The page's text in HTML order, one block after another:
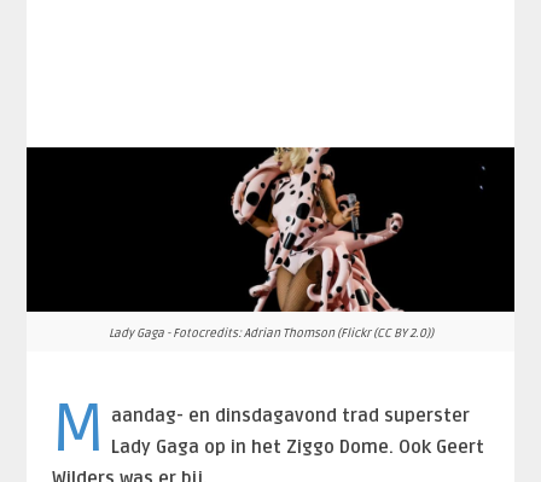
Lady Gaga - Fotocredits: Adrian Thomson (Flickr (CC BY 2.0))
M
aandag- en dinsdagavond trad superster
Lady Gaga op in het Ziggo Dome. Ook Geert